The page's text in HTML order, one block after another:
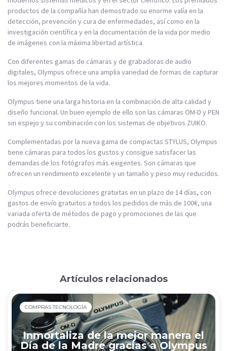
productos de la compañía han demostrado su enorme valía en la
detección, prevención y cura de enfermedades, así como en la
investigación científica y en la documentación de la vida por medio
de imágenes con la máxima libertad artística.
Con diferentes gamas de cámaras y de grabadoras de audio
digitales, Olympus ofrece una amplia variedad de formas de capturar
los mejores momentos de la vida.
Olympus tiene una larga historia en la combinación de alta calidad y
diseño funcional. Un buen ejemplo de ello son las cámaras OM-D y PEN
sin espejo y su combinación con los sistemas de objetivos ZUIKO.
Complementadas por la nueva gama de compactas STYLUS, Olympus
tiene cámaras para todos los gustos y consigue satisfacer las
demandas de los fotógrafos más exigentes. Son cámaras que
ofrecen un rendimiento excelente y un tamaño y peso muy reducidos.
Olympus ofrece devoluciones gratuitas en un plazo de 14 días, con
gastos de envío gratuitos a todos los pedidos de más de 100€, una
variada oferta de métodos de pago y promociones de las que
podrás beneficiarte.
Artículos relacionados
COMPRAS TECNOLOGÍA
Inmortaliza de la mejor manera el
Día de la Madre gracias a Olympus